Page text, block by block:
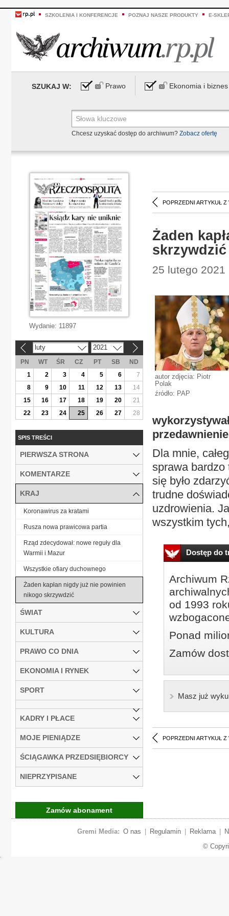
SZKOLENIA I KONFERENCJE POZNAJ NASZE PRODUKTY E-
SZUKAJ W: Prawo Ekonomia i biznes
Chcesz uzyskać dostęp do archiwum? Zobacz ofertę
POPRZEDNI ARTYKUŁ Z
Żaden
skrzywdzić
25 lutego 2021
autor zdjęcia: Piotr
Polak
źródło: PAP
Dla mnie,
sprawa bardzo
się było
trudne
uzdrowienia.
wszystkim
Dostęp do
Archiwum
od 1993
Ponad
Zamów
Masz już
POPRZEDNI ARTYKUŁ Z
Wydanie: 11897
luty 2021
PN WT ŚR CZ PT SB
ND
1
2 3 4 5 6
7
8
9 10 11 12 13
14
15
16 17 18 19 20
21
22
23 24 25 26 27 28
SPIS TREŚCI
PIERWSZA STRONA
KOMENTARZE
KRAJ
Koronawirus za kratami
Rusza nowa prawicowa partia
Rząd zdecydował: nowe reguły dla
Warmii i Mazur
Wszystkie ofiary duchownego
Żaden kapłan nigdy już nie powinien
nikogo skrzywdzić
ŚWIAT
KULTURA
PRAWO CO DNIA
EKONOMIA I RYNEK
SPORT
KADRY I PŁACE
MOJE PIENIĄDZE
ŚCIĄGAWKA PRZEDSIĘBIORCY
NIEPRZYPISANE
Zamów abonament
Gremi Media: O nas Regulamin Reklama
©